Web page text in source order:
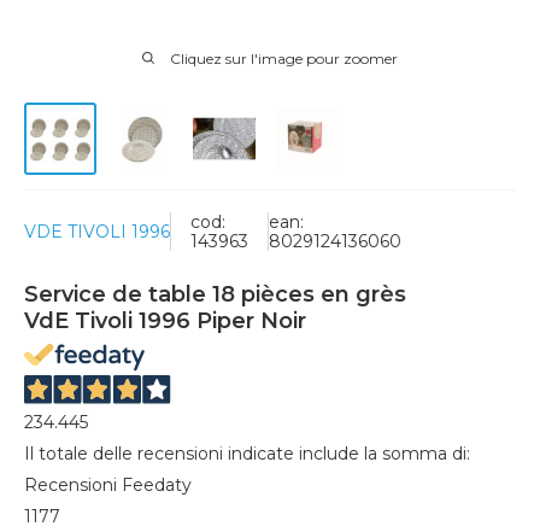
Cliquez sur l'image pour zoomer
VDE TIVOLI 1996
cod:
143963
ean:
8029124136060
Service de table 18 pièces en grès
VdE Tivoli 1996 Piper Noir
234.445
Il totale delle recensioni indicate include la somma di:
Recensioni Feedaty
1177